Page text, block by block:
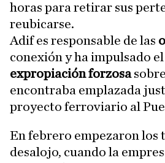
horas para retirar sus
reubicarse.
Adif es responsable de las
conexión y ha impulsado
expropiación forzosasobre
encontraba emplazada
proyecto ferroviario al
En febrero empezaron los
desalojo, cuando la